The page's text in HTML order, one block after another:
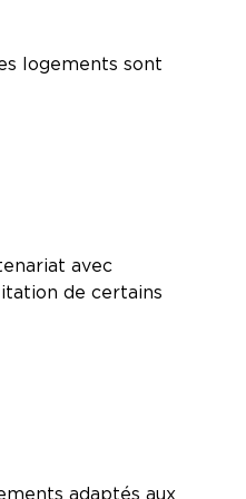
logements sont
avec
de certains
adaptés aux